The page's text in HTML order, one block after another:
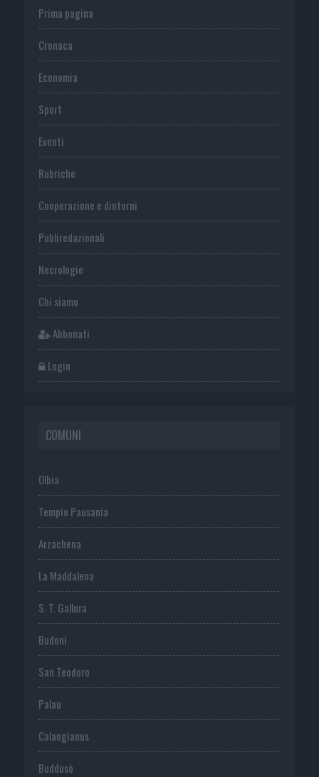
Prima pagina
Cronaca
Economia
Sport
Eventi
Rubriche
Cooperazione e dintorni
Publiredazionali
Necrologie
Chi siamo
Abbonati
Login
COMUNI
Olbia
Tempio Pausania
Arzachena
La Maddalena
S. T. Gallura
Budoni
San Teodoro
Palau
Calangianus
Buddusò